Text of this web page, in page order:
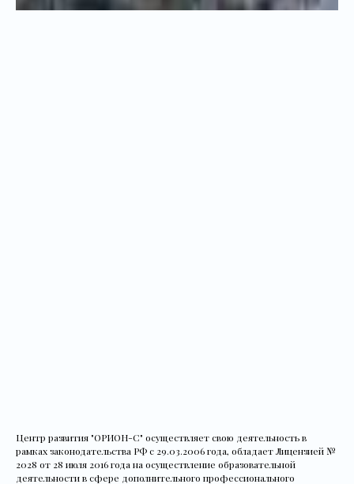
Центр развития "ОРИОН-С" осуществляет свою деятельность в
рамках законодательства РФ с 29.03.2006 года, обладает Лицензией №
2028 от 28 июля 2016 года на осуществление образовательной
деятельности в сфере дополнительного профессионального